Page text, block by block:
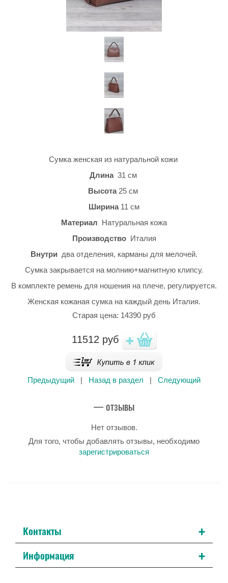
Сумка женская из натуральной кожи
Длина31 см
Высота25 см
Ширина11 см
Материал Натуральная кожа
ПроизводствоИталия
Внутри два отделения, карманы для мелочей.
Сумка закрывается на молнию+магнитную клипсу.
В комплекте ремень для ношения на плече, регулируется.
Женская кожаная сумка на каждый день Италия.
Старая цена: 14390 руб
11512 руб
Предыдущий | Назад в раздел | Следующий
— отзывы
Нет отзывов.
Для того, чтобы добавлять отзывы, необходимо
зарегистрироваться
Контакты +
Информация +